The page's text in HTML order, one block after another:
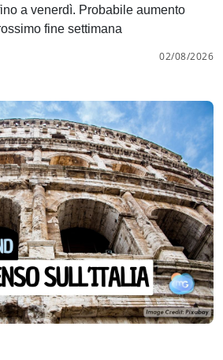
a venerdì. Probabile aumento
fine settimana
02/08/2026